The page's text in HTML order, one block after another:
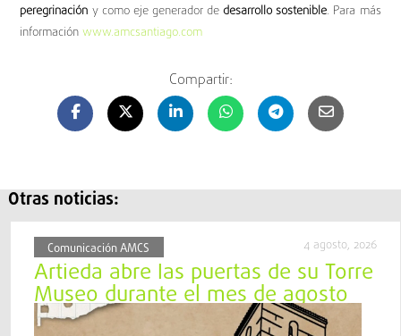
peregrinación y como ejegenerador dedesarrollo sostenible. Para más
informaciónwww.amcsantiago.com
Compartir:
Otras noticias:
Comunicación AMCS 4 agosto, 2026
Artieda abre las puertas de su Torre
Museo durante el mes de agosto